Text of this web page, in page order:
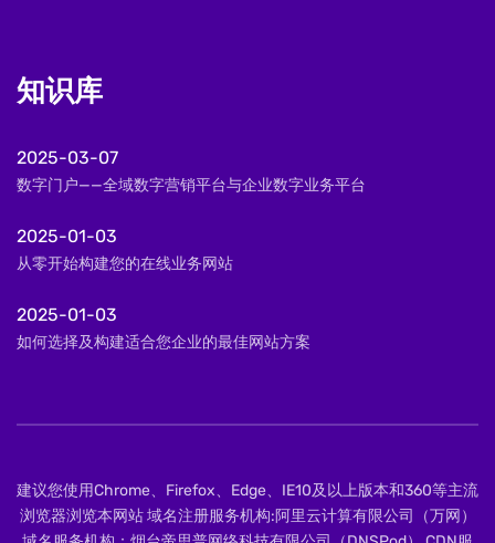
知识库
2025-03-07
数字门户——全域数字营销平台与企业数字业务平台
2025-01-03
从零开始构建您的在线业务网站
2025-01-03
如何选择及构建适合您企业的最佳网站方案
建议您使用Chrome、Firefox、Edge、IE10及以上版本和360等主流
浏览器浏览本网站 域名注册服务机构:阿里云计算有限公司（万网）